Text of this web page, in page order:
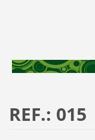
REF.: 015